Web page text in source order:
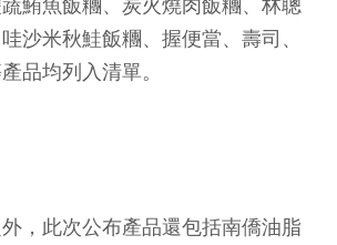
鮪魚飯糰、炭火燒肉飯糰、林聰
沙米秋鮭飯糰、握便當、壽司、
品均列入清單。
，此次公布產品還包括南僑油脂